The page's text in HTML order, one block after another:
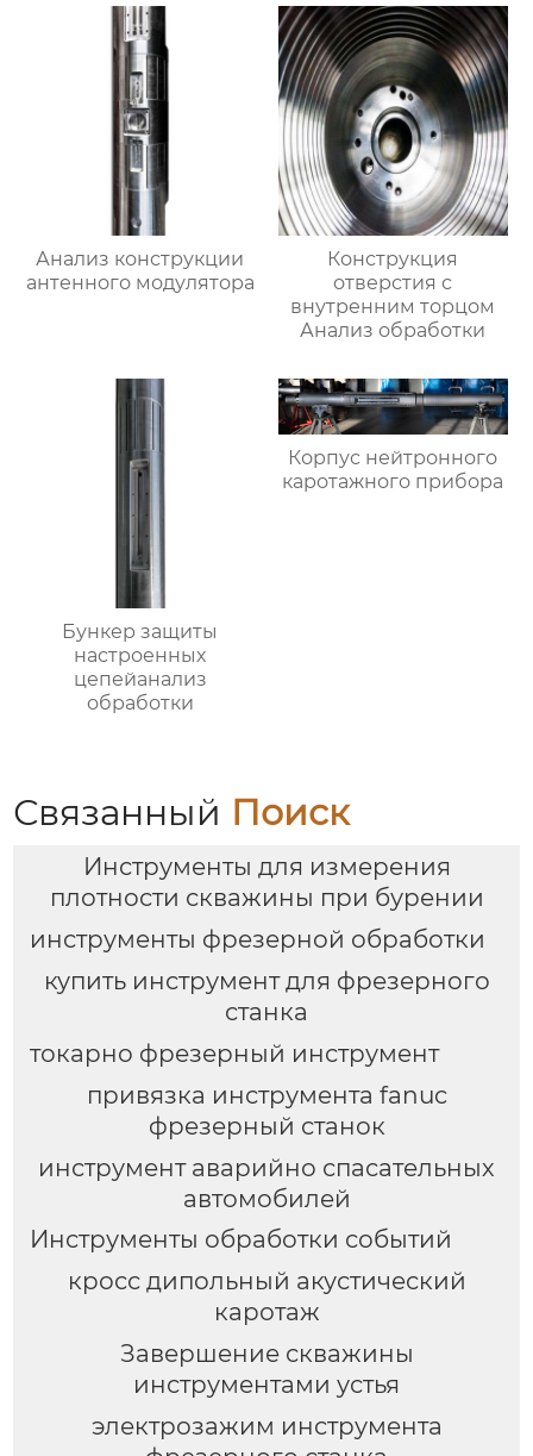
Анализ конструкции
антенного модулятора
Конструкция
отверстия с
внутренним торцом
Анализ обработки
Бункер защиты
настроенных
цепейанализ
обработки
Корпус нейтронного
каротажного прибора
Связанный Поиск
Инструменты для измерения
плотности скважины при бурении
инструменты фрезерной обработки
купить инструмент для фрезерного
станка
токарно фрезерный инструмент
привязка инструмента fanuc
фрезерный станок
инструмент аварийно спасательных
автомобилей
Инструменты обработки событий
кросс дипольный акустический
каротаж
Завершение скважины
инструментами устья
электрозажим инструмента